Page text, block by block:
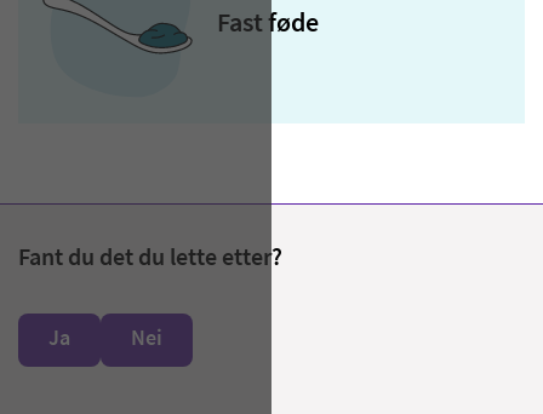
Fast føde
Fant du det du lette etter?
Ja Nei